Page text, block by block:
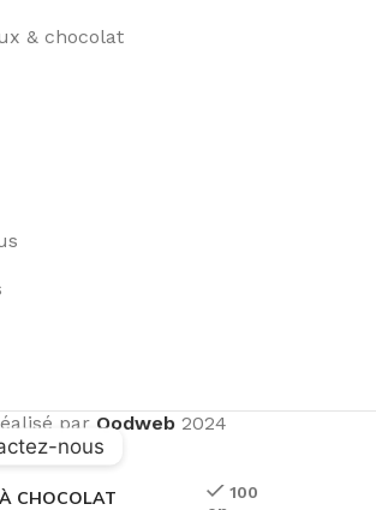
& chocolat
par Qodweb2024
CHOCOLAT
100
nous